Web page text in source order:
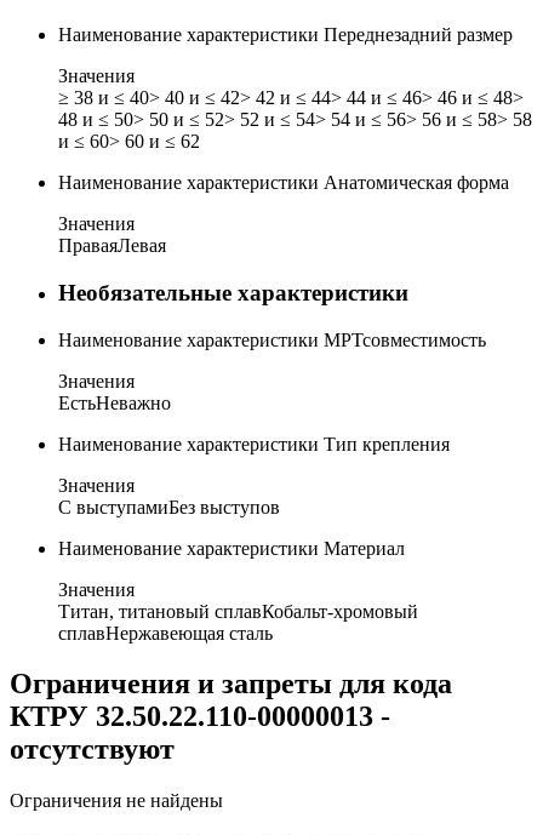
Наименование характеристики Переднезадний размер
Значения
≥ 38 и ≤ 40> 40 и ≤ 42> 42 и ≤ 44> 44 и ≤ 46> 46 и ≤ 48>
48 и ≤ 50> 50 и ≤ 52> 52 и ≤ 54> 54 и ≤ 56> 56 и ≤ 58> 58
и ≤ 60> 60 и ≤ 62
Наименование характеристики Анатомическая форма
Значения
ПраваяЛевая
Необязательные характеристики
Наименование характеристики МРТсовместимость
Значения
ЕстьНеважно
Наименование характеристики Тип крепления
Значения
С выступамиБез выступов
Наименование характеристики Материал
Значения
Титан, титановый сплавКобальт-хромовый
сплавНержавеющая сталь
Ограничения и запреты для кода
КТРУ 32.50.22.110-00000013 -
отсутствуют
Ограничения не найдены